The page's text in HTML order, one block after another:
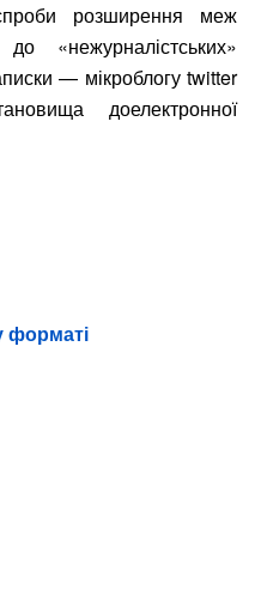
розширення меж
до «нежурналістських»
— мікроблогу twitter
доелектронної
форматі